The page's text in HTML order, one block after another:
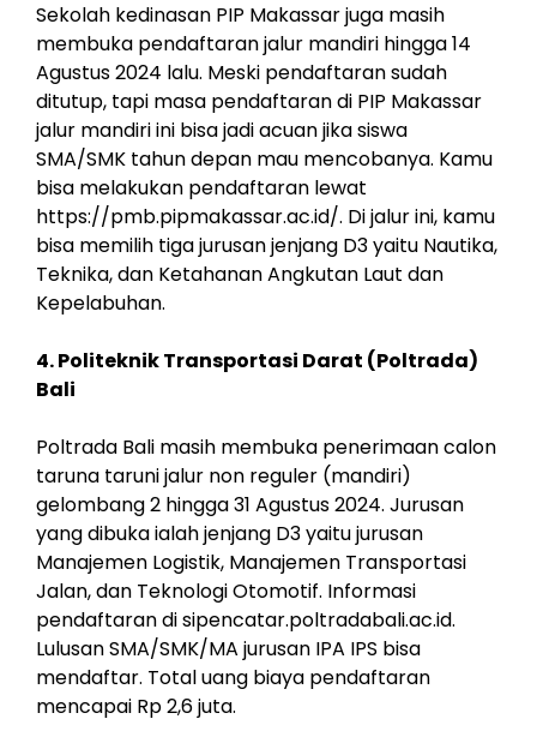
Sekolah kedinasan PIP Makassar juga masih
membuka pendaftaran jalur mandiri hingga 14
Agustus 2024 lalu. Meski pendaftaran sudah
ditutup, tapi masa pendaftaran di PIP Makassar
jalur mandiri ini bisa jadi acuan jika siswa
SMA/SMK tahun depan mau mencobanya. Kamu
bisa melakukan pendaftaran lewat
https://pmb.pipmakassar.ac.id/. Di jalur ini, kamu
bisa memilih tiga jurusan jenjang D3 yaitu Nautika,
Teknika, dan Ketahanan Angkutan Laut dan
Kepelabuhan.
4. Politeknik Transportasi Darat (Poltrada)
Bali
Poltrada Bali masih membuka penerimaan calon
taruna taruni jalur non reguler (mandiri)
gelombang 2 hingga 31 Agustus 2024. Jurusan
yang dibuka ialah jenjang D3 yaitu jurusan
Manajemen Logistik, Manajemen Transportasi
Jalan, dan Teknologi Otomotif. Informasi
pendaftaran di sipencatar.poltradabali.ac.id.
Lulusan SMA/SMK/MA jurusan IPA IPS bisa
mendaftar. Total uang biaya pendaftaran
mencapai Rp 2,6 juta.